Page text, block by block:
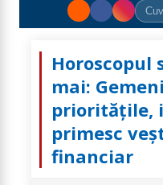
Horoscopul
mai:
prioritățile,
primesc
financiar